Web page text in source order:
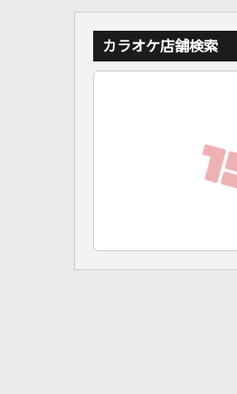
カラオケ店舗検索